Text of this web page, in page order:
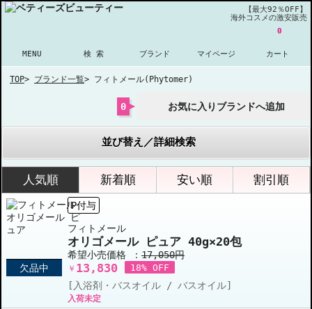
【最大92％OFF】
海外コスメの激安販売
MENU 検 索 ブランド マイページ
0
カート
TOP> ブランド一覧> フィトメール(Phytomer)
0 お気に入りブランドへ追加
並び替え／詳細検索
人気順 新着順 安い順 割引順
欠品中
P付与
フィトメール
オリゴメール ピュア 40g×20包
希望小売価格 ： 17,050円
￥ 13,830 18% OFF
[入浴剤・バスオイル / バスオイル]
入荷未定